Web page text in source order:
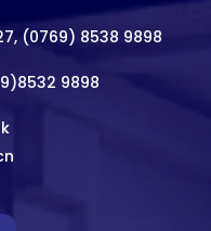
(0769) 8538 9898
9898